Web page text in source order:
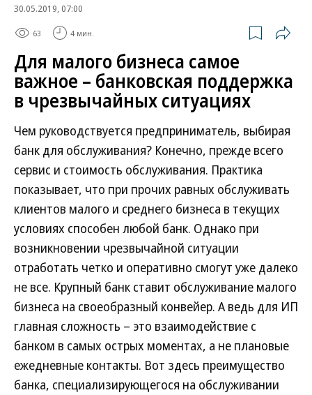
30.05.2019, 07:00
63 4 мин.
Для малого бизнеса самое
важное – банковская поддержка
в чрезвычайных ситуациях
Чем руководствуется предприниматель, выбирая
банк для обслуживания? Конечно, прежде всего
сервис и стоимость обслуживания. Практика
показывает, что при прочих равных обслуживать
клиентов малого и среднего бизнеса в текущих
условиях способен любой банк. Однако при
возникновении чрезвычайной ситуации
отработать четко и оперативно смогут уже далеко
не все. Крупный банк ставит обслуживание малого
бизнеса на своеобразный конвейер. А ведь для ИП
главная сложность – это взаимодействие с
банком в самых острых моментах, а не плановые
ежедневные контакты. Вот здесь преимущество
банка, специализирующегося на обслуживании